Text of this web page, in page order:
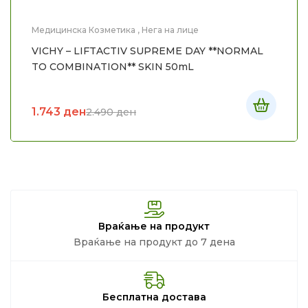
Медицинска Козметика , Нега на лице
VICHY – LIFTACTIV SUPREME DAY **NORMAL
TO COMBINATION** SKIN 50mL
2.490ден
1.743 ден
Враќање на продукт
Враќање на продукт до 7 дена
Бесплатна достава